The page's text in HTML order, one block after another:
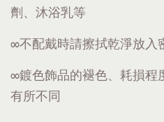
劑、沐浴乳等
∞不配戴時請擦拭乾淨放入
∞鍍色飾品的褪色、耗損程
有所不同